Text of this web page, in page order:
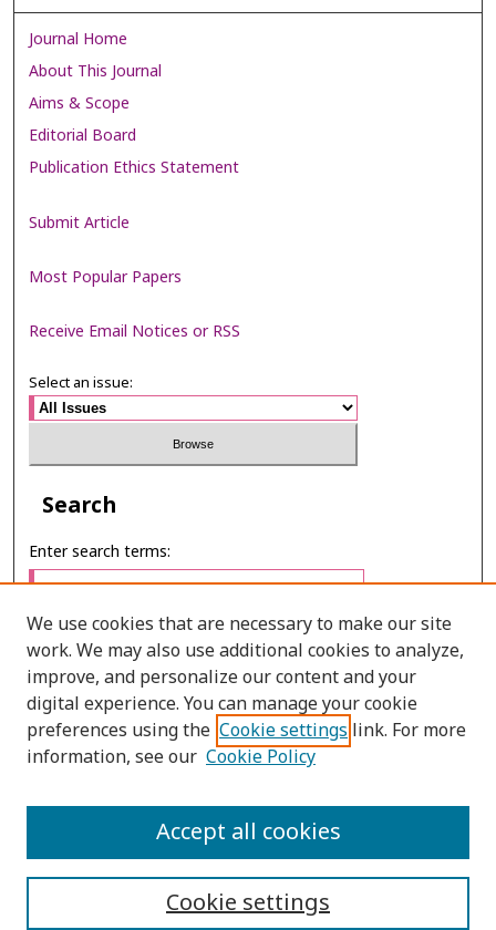
Journal Home
About This Journal
Aims & Scope
Editorial Board
Publication Ethics Statement
Submit Article
Most Popular Papers
Receive Email Notices or RSS
Select an issue:
Search
Enter search terms:
Select context to search:
Advanced Search
PRINT ISSN: 2651-2343
We use cookies that are necessary to make our site
work. We may also use additional cookies to analyze,
improve, and personalize our content and your
digital experience. You can manage your cookie
preferences using the Cookie settings link. For more
information, see our Cookie Policy
Cookie settings
Accept all cookies